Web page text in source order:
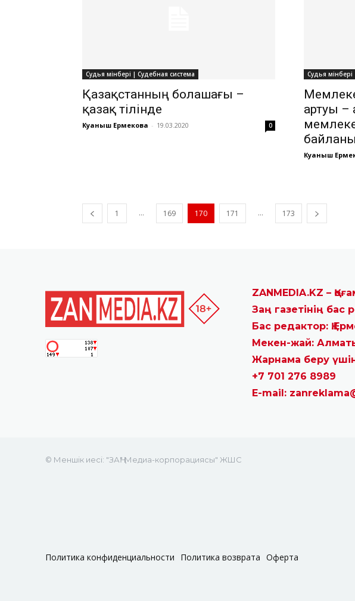
Судья мінбері | Судебная система
Қазақстанның болашағы –
қазақ тілінде
Куаныш Ермекова - 19.03.2020 0
Судья
артуы –
Куаныш
1 ... 169 170 171 ... 173
ZANMEDIA.KZ –
Заң газетінің
Бас редактор:
Мекен-жай:
Жарнама беру
+7 701 276 8989
E-mail:
© Меншік иесі: "ЗАҢ" Медиа-корпорациясы" ЖШС
Политика конфиденциальности Политика возврата Оферта